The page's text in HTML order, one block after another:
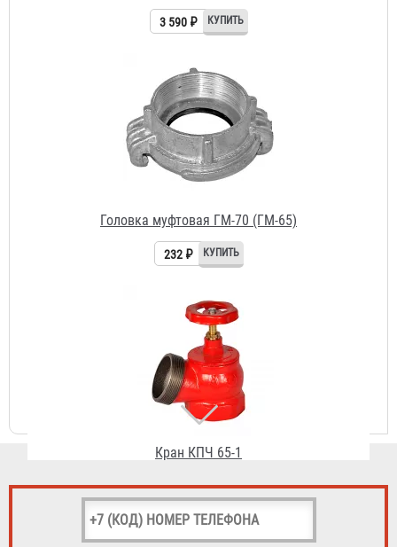
Головка муфтовая ГМ-70 (ГМ-65)
232 ₽
Кран КПЧ 65-1
Рукав РПК, тип "Сибтекс" д. 65 мм с головками ГР-65АП